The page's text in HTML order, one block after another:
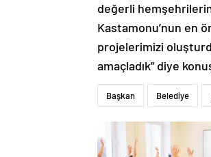
değerli
Kastamonu’nun en
projelerimizi
amaçladık” diye
Başkan Belediye